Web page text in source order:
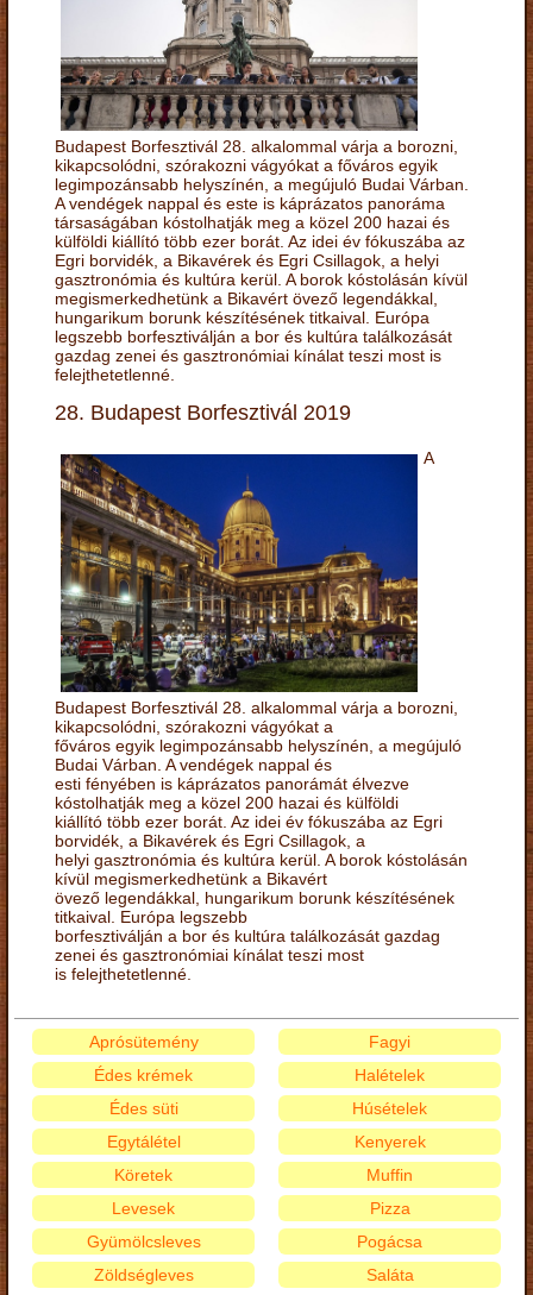
Budapest Borfesztivál 28. alkalommal várja a borozni,
kikapcsolódni, szórakozni vágyókat a főváros egyik
legimpozánsabb helyszínén, a megújuló Budai Várban.
A vendégek nappal és este is káprázatos panoráma
társaságában kóstolhatják meg a közel 200 hazai és
külföldi kiállító több ezer borát. Az idei év fókuszába az
Egri borvidék, a Bikavérek és Egri Csillagok, a helyi
gasztronómia és kultúra kerül. A borok kóstolásán kívül
megismerkedhetünk a Bikavért övező legendákkal,
hungarikum borunk készítésének titkaival. Európa
legszebb borfesztiválján a bor és kultúra találkozását
gazdag zenei és gasztronómiai kínálat teszi most is
felejthetetlenné.
28. Budapest Borfesztivál 2019
A
Budapest Borfesztivál 28. alkalommal várja a borozni,
kikapcsolódni, szórakozni vágyókat a
főváros egyik legimpozánsabb helyszínén, a megújuló
Budai Várban. A vendégek nappal és
esti fényében is káprázatos panorámát élvezve
kóstolhatják meg a közel 200 hazai és külföldi
kiállító több ezer borát. Az idei év fókuszába az Egri
borvidék, a Bikavérek és Egri Csillagok, a
helyi gasztronómia és kultúra kerül. A borok kóstolásán
kívül megismerkedhetünk a Bikavért
övező legendákkal, hungarikum borunk készítésének
titkaival. Európa legszebb
borfesztiválján a bor és kultúra találkozását gazdag
zenei és gasztronómiai kínálat teszi most
is felejthetetlenné.
Aprósütemény
Édes krémek
Édes süti
Egytálétel
Fagyi
Halételek
Húsételek
Kenyerek
Köretek
Levesek
Gyümölcsleves
Zöldségleves
Muffin
Pizza
Pogácsa
Saláta